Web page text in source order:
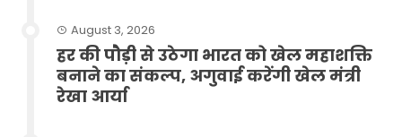
August 3, 2026
हर की पौड़ी से उठेगा भारत को खेल महाशक्ति
बनाने का संकल्प, अगुवाई करेंगी खेल मंत्री
रेखा आर्या